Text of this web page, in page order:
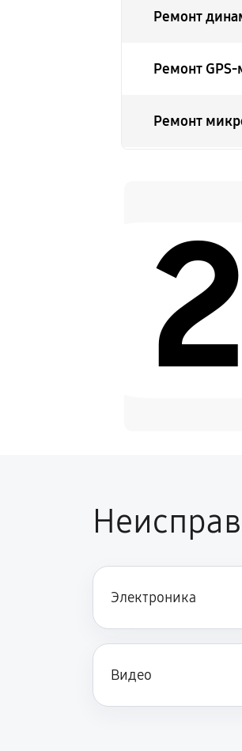
Ремонт
Ремонт
Ремонт
Корпусный
Замена
Электроника
Видео